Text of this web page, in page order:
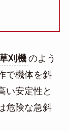
刈機 のよう
で機体を斜
い安定性と
危険な急斜